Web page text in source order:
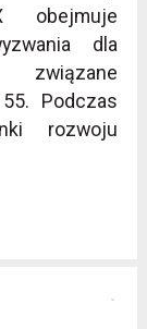
obejmuje
dla
związane
Podczas
rozwoju